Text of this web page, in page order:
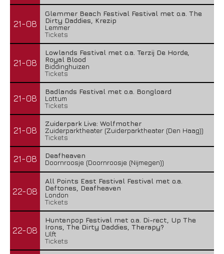
21-08
Glemmer Beach Festival Festival met o.a. The
Dirty Daddies, Krezip
Lemmer
Tickets
21-08
Lowlands Festival met o.a. Terzij De Horde,
Royal Blood
Biddinghuizen
Tickets
21-08
Badlands Festival met o.a. Bongloard
Lottum
Tickets
21-08
Zuiderpark Live: Wolfmother
Zuiderparktheater (Zuiderparktheater (Den Haag))
Tickets
21-08
Deafheaven
Doornroosje (Doornroosje (Nijmegen))
22-08
All Points East Festival Festival met o.a.
Deftones, Deafheaven
London
Tickets
22-08
Huntenpop Festival met o.a. Di-rect, Up The
Irons, The Dirty Daddies, Therapy?
Ulft
Tickets